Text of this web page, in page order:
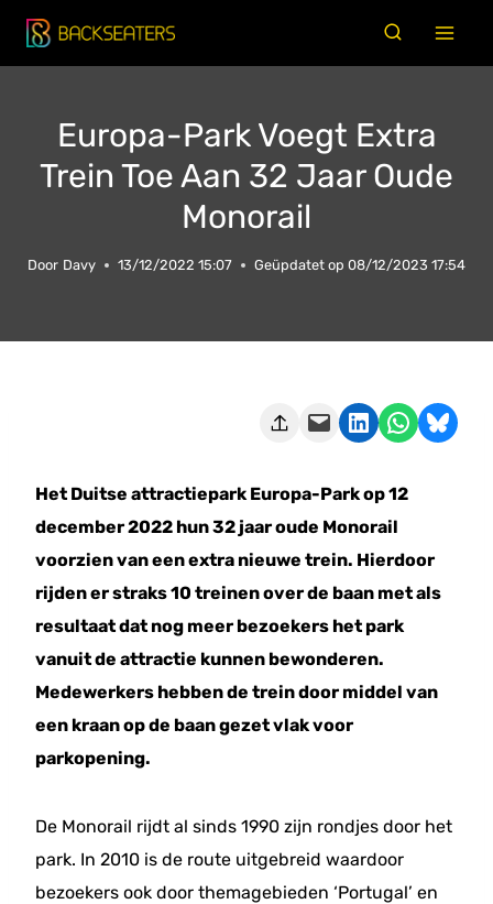
Doorgaan
naar
Europa-Park Voegt Extra
Trein Toe Aan 32 Jaar Oude
Monorail
Door Davy 13/12/2022 15:07 Geüpdatet op 08/12/2023 17:54
Deze pagina e-mailen Delen op LinkedIn Delen via WhatsApp Share on Bluesky
Het Duitse attractiepark Europa-Park op 12
december 2022 hun 32 jaar oude Monorail
voorzien van een extra nieuwe trein. Hierdoor
rijden er straks 10 treinen over de baan met als
resultaat dat nog meer bezoekers het park
vanuit de attractie kunnen bewonderen.
Medewerkers hebben de trein door middel van
een kraan op de baan gezet vlak voor
parkopening.
De Monorail rijdt al sinds 1990 zijn rondjes door het
park. In 2010 is de route uitgebreid waardoor
bezoekers ook door themagebieden ‘Portugal’ en